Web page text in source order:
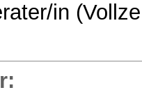
in